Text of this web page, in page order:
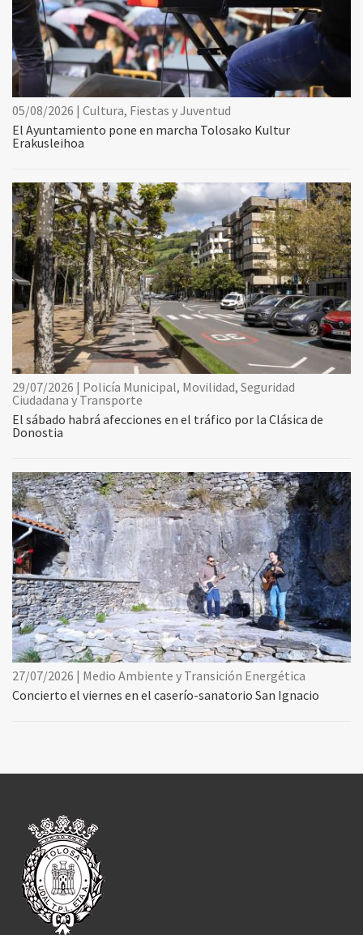
05/08/2026 | Cultura, Fiestas y Juventud
El Ayuntamiento pone en marcha Tolosako Kultur
Erakusleihoa
29/07/2026 | Policía Municipal, Movilidad, Seguridad
Ciudadana y Transporte
El sábado habrá afecciones en el tráfico por la Clásica de
Donostia
27/07/2026 | Medio Ambiente y Transición Energética
Concierto el viernes en el caserío-sanatorio San Ignacio